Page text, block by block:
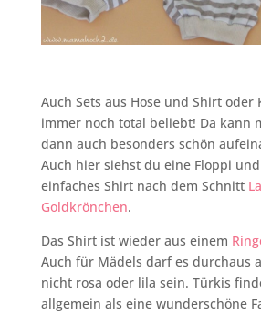
Auch Sets aus Hose und Shirt oder
immer noch total beliebt! Da kann
dann auch besonders schön
Auch hier siehst du eine Floppi
einfaches Shirt nach dem Schnitt
Goldkrönchen.
Das Shirt ist wieder aus einem
Auch für Mädels darf es durchaus
nicht rosa oder lila sein. Türkis
allgemein als eine wunderschöne